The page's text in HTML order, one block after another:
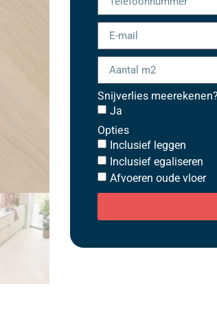
Snijverlies meerekenen?
Ja
Opties
Inclusief leggen
Inclusief egaliseren
Afvoeren oude vloer